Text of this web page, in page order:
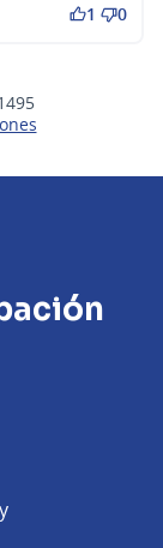
1 0
(Abrir en una